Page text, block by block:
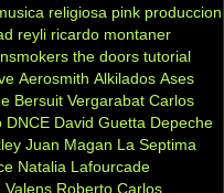
religiosa pink produccion
reyli ricardo montaner
the doors tutorial
Aerosmith Alkilados Ases
Bersuit Vergarabat Carlos
DNCE David Guetta Depeche
Juan Magan La Septima
Natalia Lafourcade
Valens Roberto Carlos